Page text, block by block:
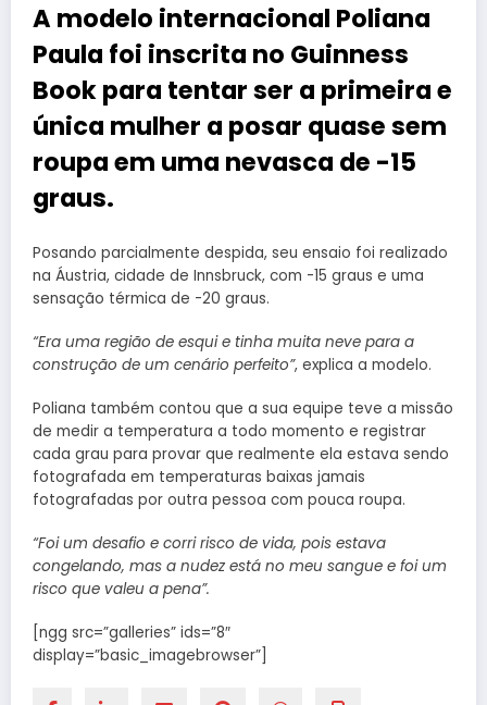
A modelo internacional Poliana
Paula foi inscrita no Guinness
Book para tentar ser a primeira e
única mulher a posar quase sem
roupa em uma nevasca de -15
graus.
Posando parcialmente despida, seu ensaio foi realizado
na Áustria, cidade de Innsbruck, com -15 graus e uma
sensação térmica de -20 graus.
“Era uma região de esqui e tinha muita neve para a
construção de um cenário perfeito”, explica a modelo.
Poliana também contou que a sua equipe teve a missão
de medir a temperatura a todo momento e registrar
cada grau para provar que realmente ela estava sendo
fotografada em temperaturas baixas jamais
fotografadas por outra pessoa com pouca roupa.
“Foi um desafio e corri risco de vida, pois estava
congelando, mas a nudez está no meu sangue e foi um
risco que valeu a pena”.
[ngg src=”galleries” ids=”8″
display=”basic_imagebrowser”]